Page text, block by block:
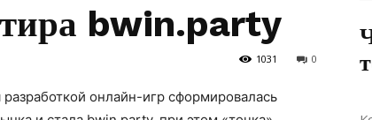
bwin.party
0
1031
онлайн-игр сформировалась